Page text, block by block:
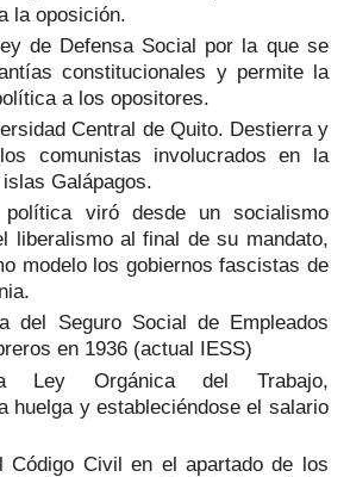
la oposición.
de Defensa Social por la que se
constitucionales y permite la
a los opositores.
Central de Quito. Destierra y
comunistas involucrados en la
Galápagos.
política viró desde un socialismo
liberalismo al final de su mandato,
modelo los gobiernos fascistas de
del Seguro Social de Empleados
en 1936 (actual IESS)
Ley Orgánica del Trabajo,
huelga y estableciéndose el salario
Código Civil en el apartado de los